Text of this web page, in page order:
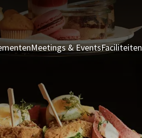
Meetings & EventsFaciliteiten